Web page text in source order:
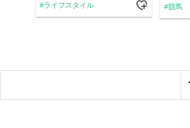
ライフスタイル 競馬